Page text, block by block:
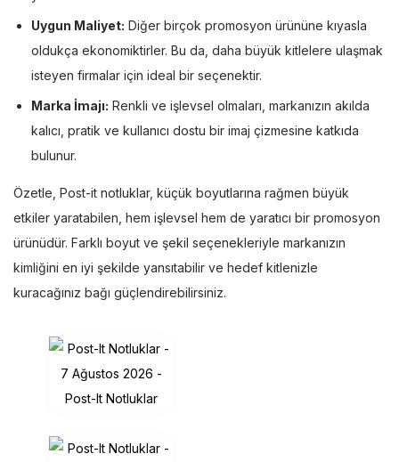
Uygun Maliyet: Diğer birçok promosyon ürününe kıyasla
oldukça ekonomiktirler. Bu da, daha büyük kitlelere ulaşmak
isteyen firmalar için ideal bir seçenektir.
Marka İmajı: Renkli ve işlevsel olmaları, markanızın akılda
kalıcı, pratik ve kullanıcı dostu bir imaj çizmesine katkıda
bulunur.
Özetle, Post-it notluklar, küçük boyutlarına rağmen büyük
etkiler yaratabilen, hem işlevsel hem de yaratıcı bir promosyon
ürünüdür. Farklı boyut ve şekil seçenekleriyle markanızın
kimliğini en iyi şekilde yansıtabilir ve hedef kitlenizle
kuracağınız bağı güçlendirebilirsiniz.